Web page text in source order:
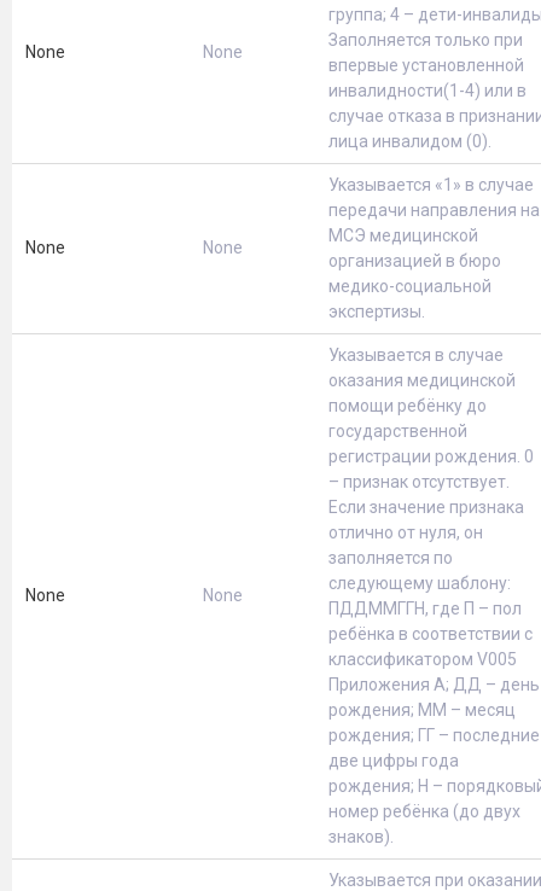
None None
группа; 4 – дети-
Заполняется только при
впервые установленной
инвалидности(1-4) или в
случае отказа в
лица инвалидом (0).
None None
Указывается «1» в случае
передачи направления на
МСЭ медицинской
организацией в бюро
медико-социальной
экспертизы.
None None
Указывается в случае
оказания медицинской
помощи ребёнку до
государственной
регистрации рождения. 0
– признак отсутствует.
Если значение признака
отлично от нуля, он
заполняется по
следующему шаблону:
ПДДММГГН, где П – пол
ребёнка в соответствии с
классификатором V005
Приложения А; ДД – день
рождения; ММ – месяц
рождения; ГГ – последние
две цифры года
рождения; Н –
номер ребёнка (до двух
знаков).
Указывается при оказании